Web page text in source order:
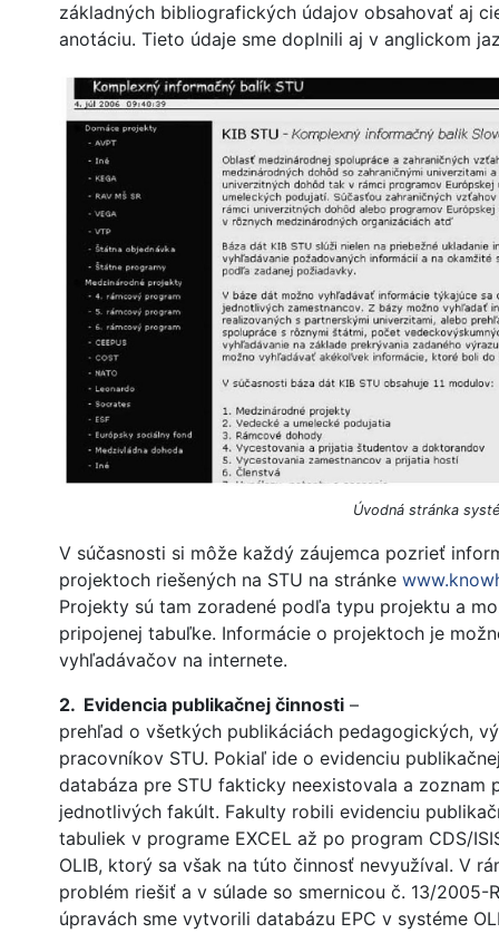
základných bibliografických údajov obsahovať aj
anotáciu. Tieto údaje sme doplnili aj v anglickom
Úvodná stránka
V súčasnosti si môže každý záujemca pozrieť
projektoch riešených na STU na stránke
Projekty sú tam zoradené podľa typu projektu a
pripojenej tabuľke. Informácie o projektoch je
vyhľadávačov na internete.
2. Evidencia publikačnej činnosti –
prehľad o všetkých publikáciách pedagogických,
pracovníkov STU. Pokiaľ ide o evidenciu
databáza pre STU fakticky neexistovala a zoznam
jednotlivých fakúlt. Fakulty robili evidenciu
tabuliek v programe EXCEL až po program CDS/
OLIB, ktorý sa však na túto činnosť nevyužíval. V
problém riešiť a v súlade so smernicou č. 13/2005-
úpravách sme vytvorili databázu EPC v systéme